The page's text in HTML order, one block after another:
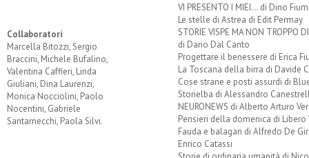
Collaboratori
Marcella Bitozzi, Sergio
Braccini, Michele Bufalino,
Valentina Caffieri, Linda
Giuliani, Dina Laurenzi,
Monica Nocciolini, Paolo
Nocentini, Gabriele
Santarnecchi, Paola Silvi.
VI PRESENTO I MIEI... di Dino
Le stelle di Astrea di Edit Permay
STORIE VISPE MA NON TROPPO
di Dario Dal Canto
Progettare il benessere di Erica
La Toscana della birra di Davide
Cose strane e posti assurdi di
Storielba di Alessandro
NEURONEWS di Alberto Arturo
Pensieri della domenica di Libero
Fauda e balagan di Alfredo De
Enrico Catassi